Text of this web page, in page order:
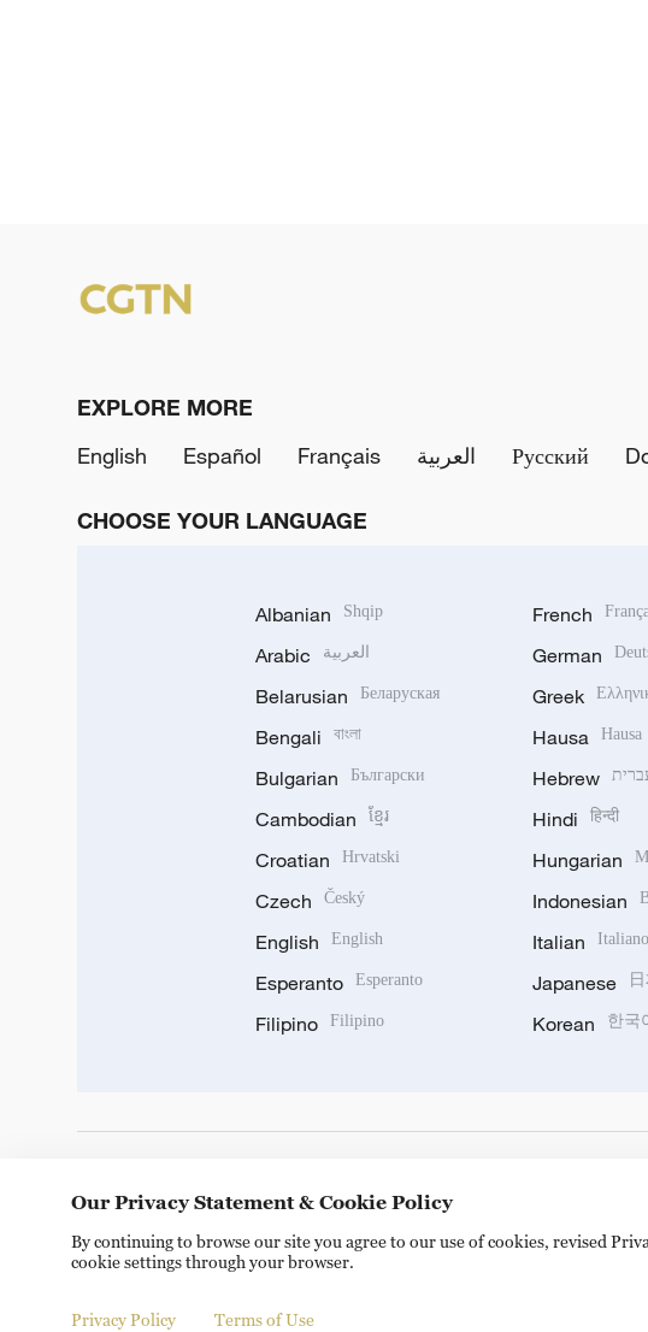
EXPLORE MORE
English
Español Français العربية Русский
CHOOSE YOUR LANGUAGE
Albanian Shqip
Arabic العربية
Belarusian Беларуская
Bengali বাংলা
Bulgarian Български
Cambodian ខ្មែរ
Croatian Hrvatski
Czech Český
English English
Esperanto Esperanto
Filipino Filipino
French
German
Greek
Hausa Hausa
Hebrew
Hindi हिन्दी
Hungarian
Indonesian
Italian Italiano
Japanese
Korean 한국
© China Radio International.CRI. All Rights Reserved. 16A Shijingshan
Our Privacy Statement & Cookie Policy
By continuing to browse our site you agree to our use of cookies, revised
cookie settings through your browser.
Privacy Policy Terms of Use